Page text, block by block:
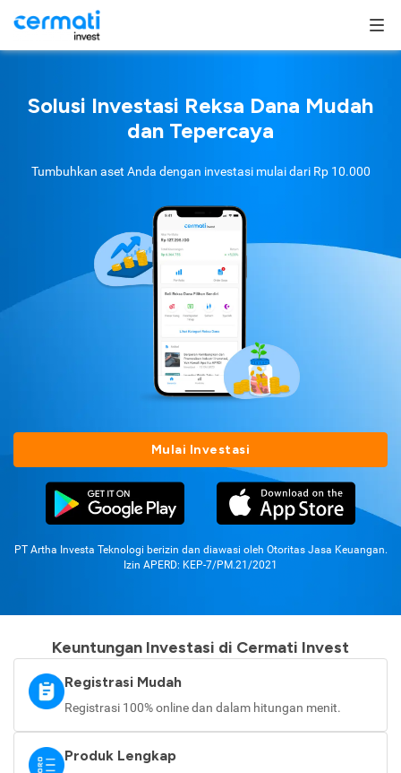
Solusi Investasi Reksa Dana Mudah
dan Tepercaya
Tumbuhkan aset Anda dengan investasi mulai dari Rp 10.000
Mulai Investasi
PT Artha Investa Teknologi berizin dan diawasi oleh Otoritas Jasa Keuangan.
Izin APERD: KEP-7/PM.21/2021
Keuntungan Investasi di Cermati Invest
Registrasi Mudah
Registrasi 100% online dan dalam hitungan menit.
Produk Lengkap